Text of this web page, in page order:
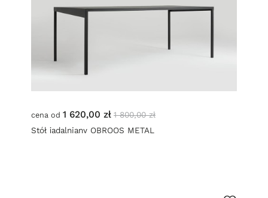
cena od 1 620,00 zł 1 800,00 zł
Stół jadalniany OBROOS METAL